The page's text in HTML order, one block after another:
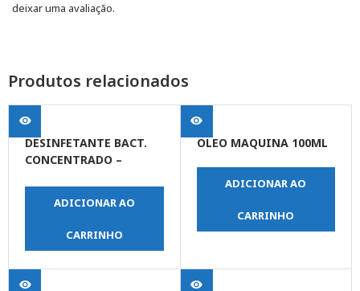
deixar uma avaliação.
Produtos relacionados
DESINFETANTE BACT.
CONCENTRADO –
ADICIONAR AO
CARRINHO
OLEO MAQUINA 100ML
ADICIONAR AO
CARRINHO